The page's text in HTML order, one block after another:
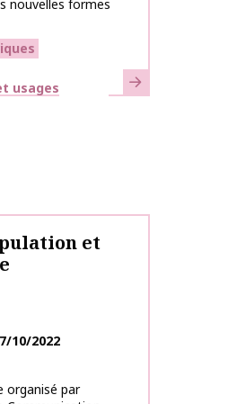
nouvelles formes
usages En savoir plus
et
10/2022
organisé par